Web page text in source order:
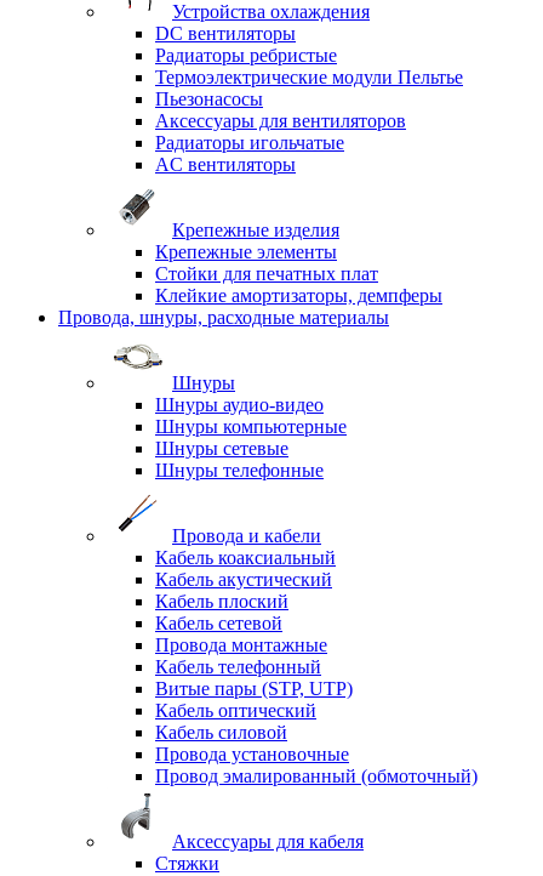
Устройства охлаждения
DC вентиляторы
Радиаторы ребристые
Термоэлектрические модули Пельтье
Пьезонасосы
Аксессуары для вентиляторов
Радиаторы игольчатые
AC вентиляторы
Крепежные изделия
Крепежные элементы
Стойки для печатных плат
Клейкие амортизаторы, демпферы
Провода, шнуры, расходные материалы
Шнуры
Шнуры аудио-видео
Шнуры компьютерные
Шнуры сетевые
Шнуры телефонные
Провода и кабели
Кабель коаксиальный
Кабель акустический
Кабель плоский
Кабель сетевой
Провода монтажные
Кабель телефонный
Витые пары (STP, UTP)
Кабель оптический
Кабель силовой
Провода установочные
Провод эмалированный (обмоточный)
Аксессуары для кабеля
Стяжки